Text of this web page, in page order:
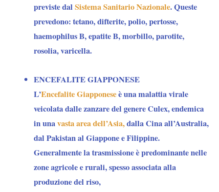
previste dalSistema Sanitario Nazionale. Queste
prevedono: tetano, difterite, polio, pertosse,
haemophilus B, epatite B, morbillo, parotite,
rosolia, varicella.
ENCEFALITE GIAPPONESE
L’Encefalite Giapponeseè una malattia virale
veicolata dalle zanzare del genere Culex, endemica
in unavasta area dell’Asia,dalla Cina all’Australia,
dal Pakistan al Giappone e Filippine.
Generalmente la trasmissione è predominante nelle
zone agricole e rurali, spesso associata alla
produzione del riso,